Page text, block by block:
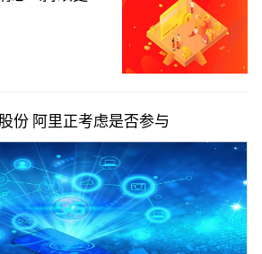
份 阿里正考虑是否参与